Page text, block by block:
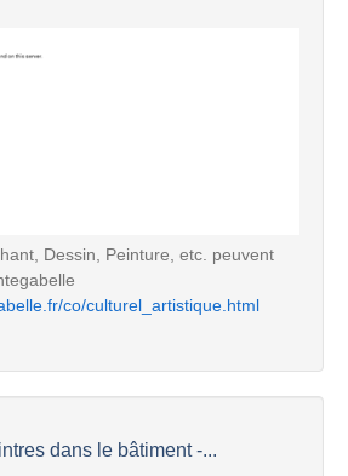
Dessin, Peinture, etc. peuvent
co/culturel_artistique.html
dans le bâtiment -...